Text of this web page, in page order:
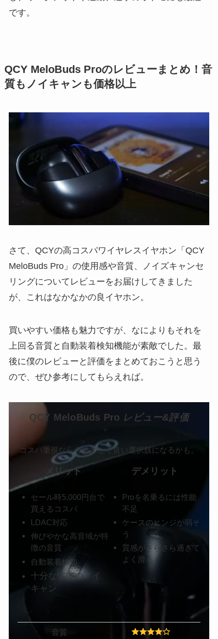
です。
QCY MeloBuds Proのレビューまとめ！音
質もノイキャンも価格以上
さて、QCYの高コスパワイヤレスイヤホン「QCY
MeloBuds Pro」の使用感や音質、ノイズキャンセ
リングについてレビューをお届けしてきました
が、これはなかなかの良イヤホン。
買いやすい価格も魅力ですが、なによりもそれを
上回る音質と自動装着検知機能が素敵でした。最
後に僕のレビューと評価をまとめておこうと思う
ので、ぜひ参考にしてもらえれば。
QCY MeloBuds Pro レビュー&評価
コスパ重視ならものすごく良い選択肢になるかも。
メリット
セール時5,000円台で
買えるコスパ
LDAC対応
伸びやかな高音域が特
徴の音質
自動装着検知
十分な性能のノイ
キャン
デメリット
Proを名乗るには性能
不足
ケースのヒンジが弱そ
う
質感がさらさら過ぎて
よく滑る
音質